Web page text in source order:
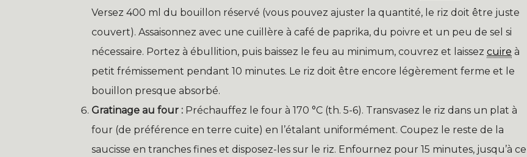
Versez 400 ml du bouillon réservé (vous pouvez ajuster la quantité, le riz doit être juste
couvert). Assaisonnez avec une cuillère à café de paprika, du poivre et un peu de sel si
nécessaire. Portez à ébullition, puis baissez le feu au minimum, couvrez et laissez cuire à
petit frémissement pendant 10 minutes. Le riz doit être encore légèrement ferme et le
bouillon presque absorbé.
Gratinage au four : Préchauffez le four à 170 °C (th. 5-6). Transvasez le riz dans un plat à
four (de préférence en terre cuite) en l’étalant uniformément. Coupez le reste de la
saucisse en tranches fines et disposez-les sur le riz. Enfournez pour 15 minutes, jusqu’à ce